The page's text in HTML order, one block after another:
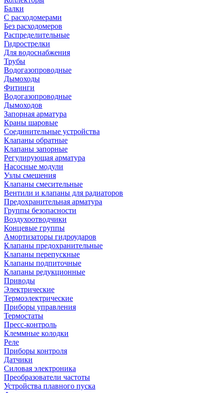
Балки
С расходомерами
Без расходомеров
Распределительные
Гидрострелки
Для водоснабжения
Трубы
Водогазопроводные
Дымоходы
Фитинги
Водогазопроводные
Дымоходов
Запорная арматура
Краны шаровые
Соединительные устройства
Клапаны обратные
Клапаны запорные
Регулирующая арматура
Насосные модули
Узлы смешения
Клапаны смесительные
Вентили и клапаны для радиаторов
Предохранительная арматура
Группы безопасности
Воздухоотводчики
Концевые группы
Амортизаторы гидроударов
Клапаны предохранительные
Клапаны перепускные
Клапаны подпиточные
Клапаны редукционные
Приводы
Электрические
Термоэлектрические
Приборы управления
Термостаты
Пресс-контроль
Клеммные колодки
Реле
Приборы контроля
Датчики
Силовая электроника
Преобразователи частоты
Устройства плавного пуска